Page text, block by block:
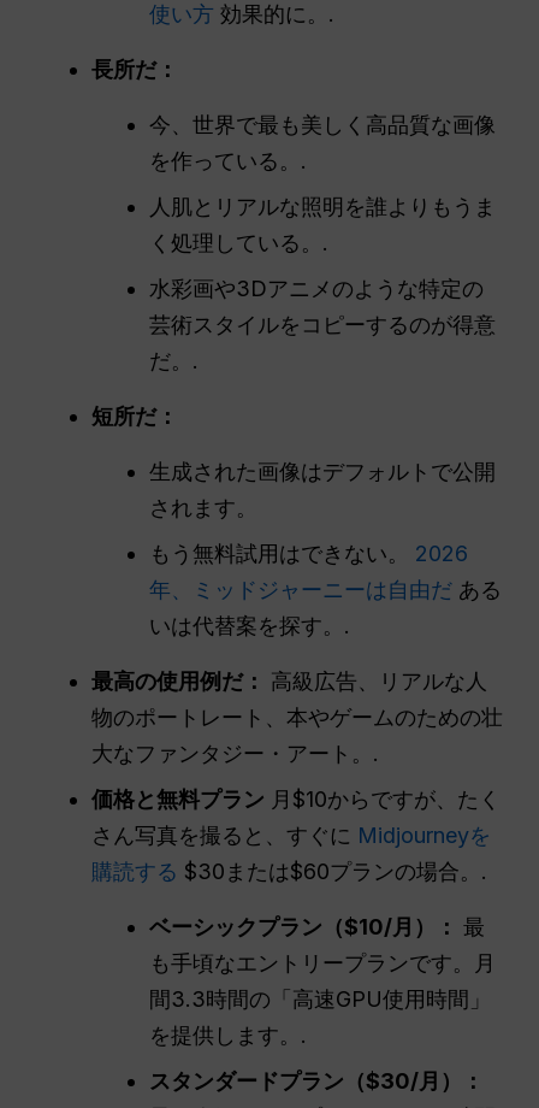
使い方 効果的に。.
長所だ：
今、世界で最も美しく高品質な画像
を作っている。.
人肌とリアルな照明を誰よりもうま
く処理している。.
水彩画や3Dアニメのような特定の
芸術スタイルをコピーするのが得意
だ。.
短所だ：
生成された画像はデフォルトで公開
されます。
もう無料試用はできない。 2026
年、ミッドジャーニーは自由だ ある
いは代替案を探す。.
最高の使用例だ：
高級広告、リアルな人
物のポートレート、本やゲームのための壮
大なファンタジー・アート。.
価格と無料プラン 月$10からですが、たく
さん写真を撮ると、すぐに Midjourneyを
購読する $30または$60プランの場合。.
ベーシックプラン（$10/月）： 最
も手頃なエントリープランです。月
間3.3時間の「高速GPU使用時間」
を提供します。.
スタンダードプラン（$30/月）：